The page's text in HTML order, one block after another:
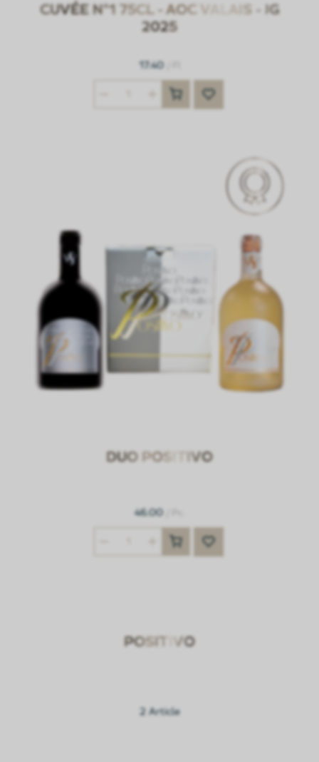
CUVÉE N°1 75CL - AOC VALAIS - JG
2025
17.40
DUO POSITIVO
46.00
POSITIVO
2 Article